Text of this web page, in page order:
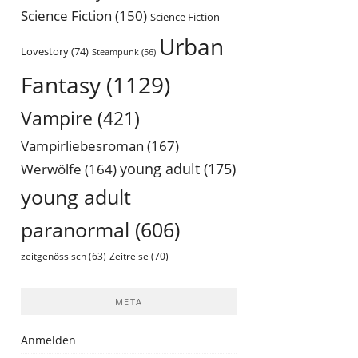
Science Fiction (150) Science Fiction
Lovestory(74) Steampunk (56) Urban
Fantasy (1129)
Vampire (421)
Vampirliebesroman (167)
Werwölfe (164)young adult (175)
young adult
paranormal (606)
zeitgenössisch (63) Zeitreise (70)
META
Anmelden